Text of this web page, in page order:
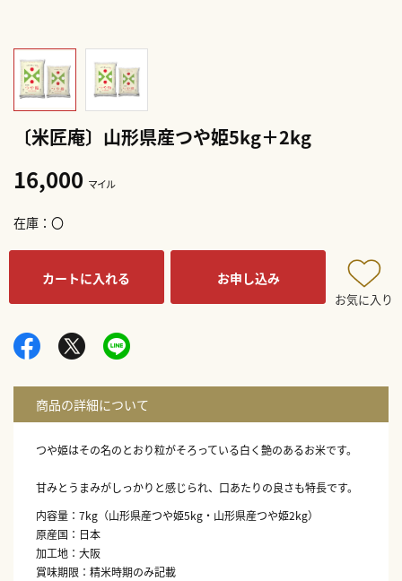
〔米匠庵〕山形県産つや姫5kg＋2kg
16,000 マイル
在庫 〇
カートに入れる お申し込み
お気に入り
つや姫はその名のとおり粒がそろっている白く艶のあるお米です。
甘みとうまみがしっかりと感じられ、口あたりの良さも特長です。
内容量：7kg（山形県産つや姫5kg・山形県産つや姫2kg）
原産国：日本
加工地：大阪
賞味期限：精米時期のみ記載